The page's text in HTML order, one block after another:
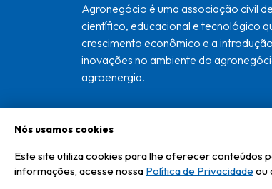
Agronegócio é uma associação civil
científico, educacional e tecnológico
crescimento econômico e a
inovações no ambiente do
agroenergia.
Nós usamos cookies
Este site utiliza cookies para lhe oferecer conteúdos
informações, acesse nossa Política de Privacidade ou